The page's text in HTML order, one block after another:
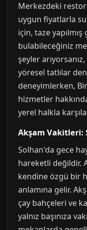
Merkezdeki
uygun fiyatlarla
için, taze
bulabileceğiniz
şeyler
yöresel tatlılar
deneyimlerken,
hizmetler
yerel halkla
Akşam Vakitleri:
Solhan'da gece
hareketli değildir.
kendine özgü bir
anlamına gelir.
çay bahçeleri ve
yalnız başınıza